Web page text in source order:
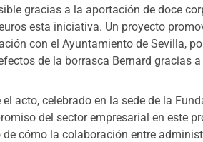
gracias a la aportación de doce
esta iniciativa. Un proyecto
con el Ayuntamiento de Sevilla,
de la borrasca Bernard gracias
el acto, celebrado en la sede de la
del sector empresarial en este
de cómo la colaboración entre